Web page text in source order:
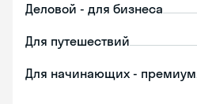
Деловой - для бизнеса
Для путешествий
Для начинающих - премиум